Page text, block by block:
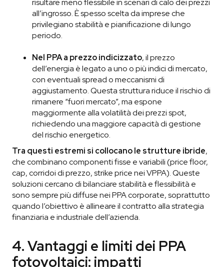
risultare meno flessibile in scenari di calo dei prezzi
all’ingrosso. È spesso scelta da imprese che
privilegiano stabilità e pianificazione di lungo
periodo.
Nel PPA a prezzo indicizzato, il prezzo
dell’energia è legato a uno o più indici di mercato,
con eventuali spread o meccanismi di
aggiustamento. Questa struttura riduce il rischio di
rimanere “fuori mercato”, ma espone
maggiormente alla volatilità dei prezzi spot,
richiedendo una maggiore capacità di gestione
del rischio energetico.
Tra questi estremi si collocano le strutture ibride,
che combinano componenti fisse e variabili (price floor,
cap, corridoi di prezzo, strike price nei VPPA). Queste
soluzioni cercano di bilanciare stabilità e flessibilità e
sono sempre più diffuse nei PPA corporate, soprattutto
quando l’obiettivo è allineare il contratto alla strategia
finanziaria e industriale dell’azienda.
4. Vantaggi e limiti dei PPA
fotovoltaici: impatti